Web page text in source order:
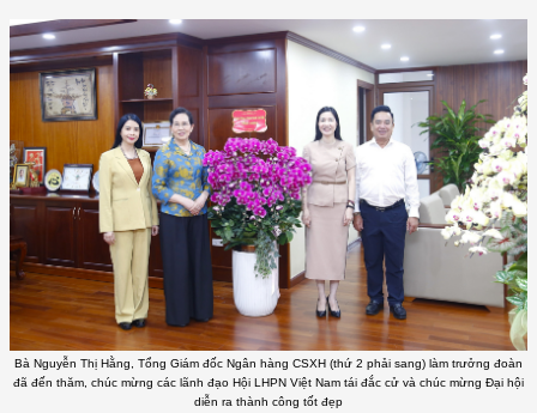
Bà Nguyễn Thị Hằng, Tổng Giám đốc Ngân hàng CSXH (thứ 2 phải sang) làm trưởng đoàn
đã đến thăm, chúc mừng các lãnh đạo Hội LHPN Việt Nam tái đắc cử và chúc mừng Đại hội
diễn ra thành công tốt đẹp